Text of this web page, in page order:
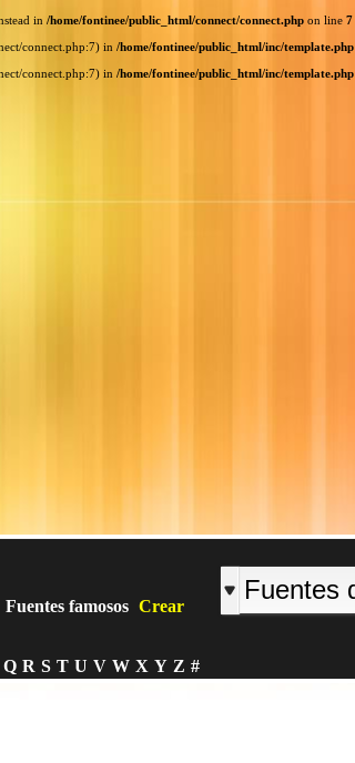
in /home/fontinee/public_html/connect/connect.php on line 7
connect.php:7) in /home/fontinee/public_html/inc/template.php
connect.php:7) in /home/fontinee/public_html/inc/template.php
Fuentes famosos Crear
Q R S T U V W X Y Z #